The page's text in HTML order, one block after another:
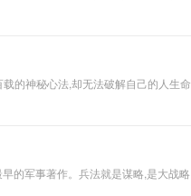
书为新见且合乎逻辑与情理。阅读
史传记作品。 作者毕宝魁梳理了
行。 作者在高校讲授古代文学并潜心于孔孟研究多年，出版孔孟相
点，全景式地呈现了孔子一生的行
历哪一年？ 孔子的生日千真万确是鲁襄公二十一年十月庚子日，而这一天的准
报酬而不应当不取。如果付出劳动
而废，孔子彻底失望，于是离开鲁国开始周游列
的军事著作。兵法就是谋略,是大
《孙子兵法》三十六式在商战中的灵